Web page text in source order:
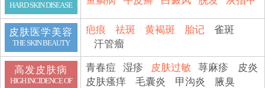
HARD SKIN DISEASE
皮肤医学美容
THE SKIN BEAUTY
疤痕 祛斑 黄褐斑 胎记
雀斑
汗管瘤
高发皮肤病
HIGH INCIDENCE OF
青春痘 湿疹 皮肤过敏 荨麻疹
皮炎
皮肤瘙痒
毛囊炎 甲沟炎 腋臭